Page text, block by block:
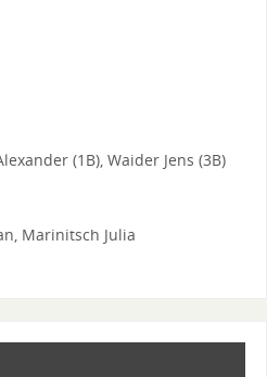
(1B), Waider Jens (3B)
Marinitsch Julia